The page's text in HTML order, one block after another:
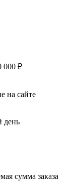
000 ₽
на сайте
день
сумма заказа